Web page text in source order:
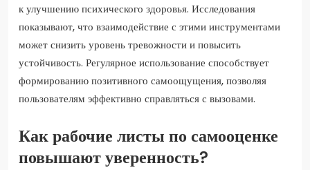
к улучшению психического здоровья. Исследования
показывают, что взаимодействие с этими инструментами
может снизить уровень тревожности и повысить
устойчивость. Регулярное использование способствует
формированию позитивного самоощущения, позволяя
пользователям эффективно справляться с вызовами.
Как рабочие листы по самооценке
повышают уверенность?